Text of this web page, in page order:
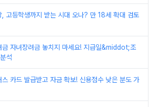
, 고등학생까지 받는 시대 오나? 만 18세 확대 검토
금 자녀장려금 놓치지 마세요! 지급일&middot;조
석
스 카드 발급받고 자금 확보! 신용점수 낮은 분도 가